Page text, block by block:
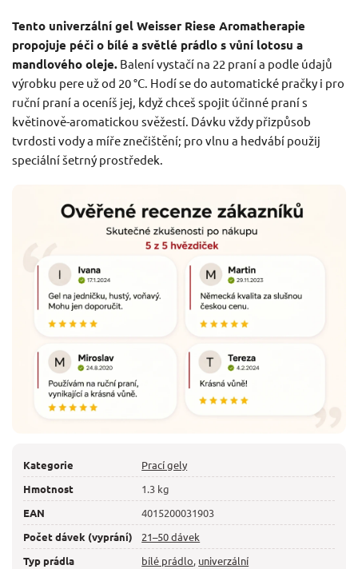
Tento univerzální gel Weisser Riese Aromatherapie
propojuje péči o bílé a světlé prádlo s vůní lotosu a
mandlového oleje. Balení vystačí na 22 praní a podle údajů
výrobku pere už od 20 °C. Hodí se do automatické pračky i pro
ruční praní a oceníš jej, když chceš spojit účinné praní s
květinově-aromatickou svěžestí. Dávku vždy přizpůsob
tvrdosti vody a míře znečištění; pro vlnu a hedvábí použij
speciální šetrný prostředek.
Kategorie
Prací gely
Hmotnost
1.3 kg
EAN
4015200031903
Počet dávek (vyprání)
21–50 dávek
Typ prádla
bílé prádlo, univerzální